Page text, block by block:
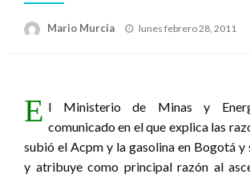
Mario Murcia
Publicado
lunes febrero 28, 2011
E l Ministerio de Minas y
comunicado en el que explica las
subió el Acpm y la gasolina en Bogotá y
y atribuye como principal razón al